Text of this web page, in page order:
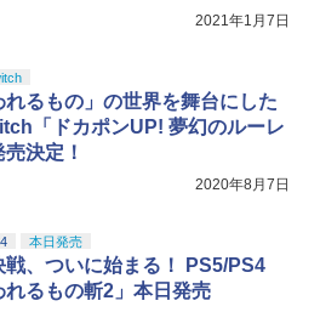
2021年1月7日
れるもの」の世界を舞台にした
「ドカポンUP! 夢幻のルーレ
決定！
2020年8月7日
本日発売
戦、ついに始まる！ PS5/PS4
れるもの斬2」本日発売